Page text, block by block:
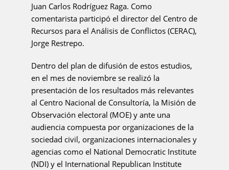
Juan Carlos Rodríguez Raga. Como
comentarista participó el director del Centro de
Recursos para el Análisis de Conflictos (CERAC),
Jorge Restrepo.
Dentro del plan de difusión de estos estudios,
en el mes de noviembre se realizó la
presentación de los resultados más relevantes
al Centro Nacional de Consultoría, la Misión de
Observación electoral (MOE) y ante una
audiencia compuesta por organizaciones de la
sociedad civil, organizaciones internacionales y
agencias como el National Democratic Institute
(NDI) y el International Republican Institute